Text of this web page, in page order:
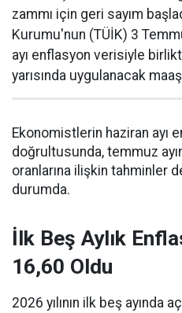
zammı için geri sayım
Kurumu'nun (TÜİK) 3
ayı enflasyon verisiyle
yarısında uygulanacak
Ekonomistlerin haziran ayı
doğrultusunda, temmuz
oranlarına ilişkin tahminler
durumda.
İlk Beş Aylık
16,60 Oldu
2026 yılının ilk beş ayında